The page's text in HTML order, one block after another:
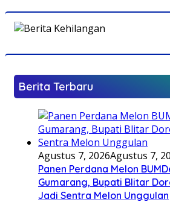
Berita Terbaru
Agustus 7, 2026Agustus 7,
Panen Perdana Melon
Gumarang, Bupati Blitar
Jadi Sentra Melon Unggulan